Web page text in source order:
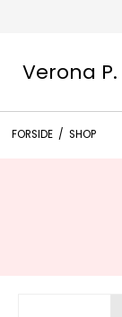
Verona P.
FORSIDE / SHOP